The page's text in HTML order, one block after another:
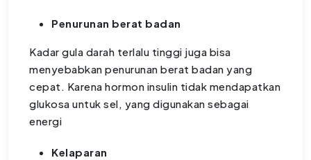
Penurunan berat badan
Kadar gula darah terlalu tinggi juga bisa
menyebabkan penurunan berat badan yang
cepat. Karena hormon insulin tidak mendapatkan
glukosa untuk sel, yang digunakan sebagai
energi
Kelaparan